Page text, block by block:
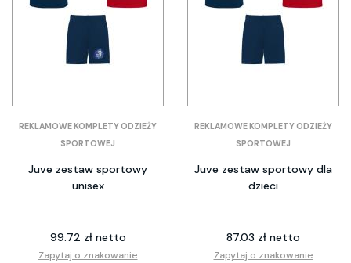
REKLAMOWE KOMPLETY ODZIEŻY
SPORTOWEJ
Juve zestaw sportowy
unisex
99.72 zł netto
Zapytaj o znakowanie
REKLAMOWE KOMPLETY ODZIEŻY
SPORTOWEJ
Juve zestaw sportowy dla
dzieci
87.03 zł netto
Zapytaj o znakowanie